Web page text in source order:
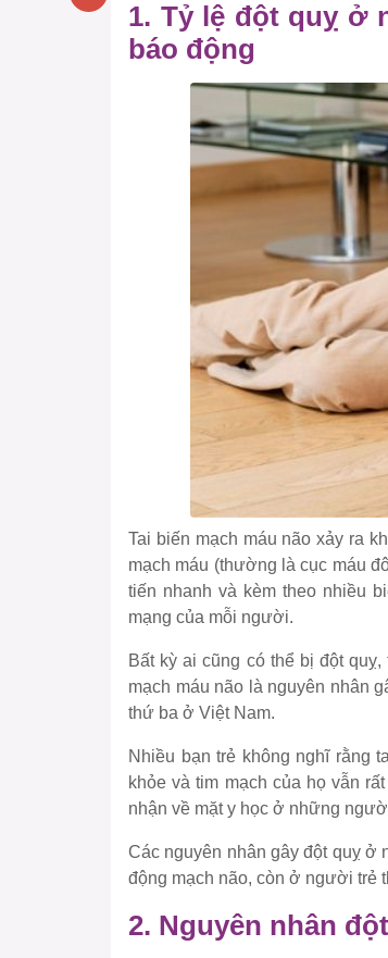
1. Tỷ lệ đột quỵ ở
báo động
Tai biến mạch máu não xảy ra
mạch máu (thường là cục máu
tiến nhanh và kèm theo nhiều
mạng của mỗi người.
Bất kỳ ai cũng có thể bị đột
mạch máu não là nguyên nhân
thứ ba ở Việt Nam.
Nhiều bạn trẻ không nghĩ rằng
khỏe và tim mạch của họ vẫn
nhận về mặt y học ở những
Các nguyên nhân gây đột quỵ ở
động mạch não, còn ở người trẻ
2. Nguyên nhân